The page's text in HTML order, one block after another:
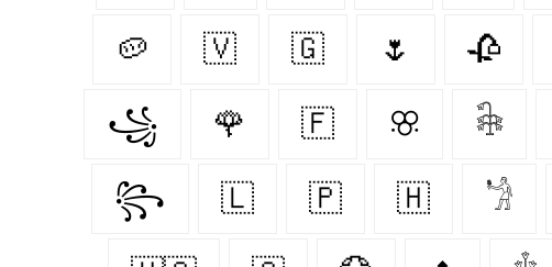
🥔 🇻‌ 🇬‌ 🌷 🥀
꧁ 🌹 🇫‌ ꕣ 𓇗
꧂ 🇱‌ 🇵‌ 🇭‌ 𓁋